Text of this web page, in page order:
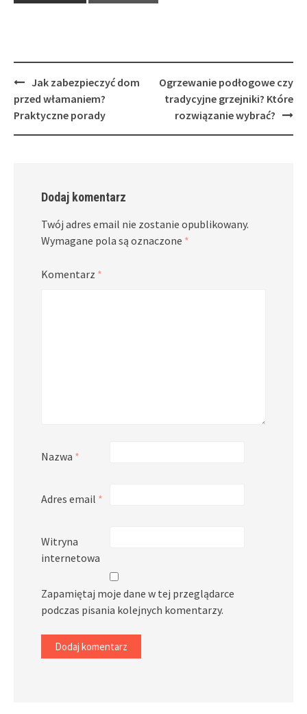
Post
navigation
Jak zabezpieczyć dom
przed włamaniem?
Praktyczne porady
Ogrzewanie podłogowe czy
tradycyjne grzejniki? Które
rozwiązanie wybrać?
Dodaj komentarz
Twój adres email nie zostanie opublikowany.
Wymagane pola są oznaczone *
Komentarz *
Nazwa *
Adres email *
Witryna
internetowa
Zapamiętaj moje dane w tej przeglądarce
podczas pisania kolejnych komentarzy.